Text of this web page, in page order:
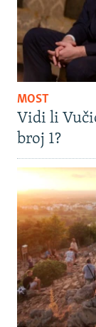
MOST
Vidi li
broj 1?